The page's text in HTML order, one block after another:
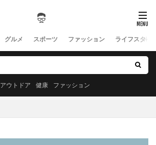
グルメ スポーツ ファッション ライフスタイ
アウトドア 健康 ファッション